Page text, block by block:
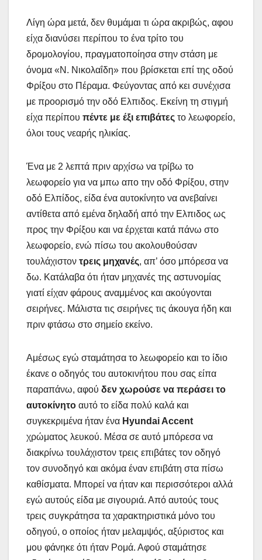
Λίγη ώρα μετά, δεν θυμάμαι τι ώρα ακριβώς, αφου
είχα διανύσει περίπου το ένα τρίτο του
δρομολογίου, πραγματοποίησα στην στάση με
όνομα «Ν. Νικολαΐδη» που βρίσκεται επί της οδού
Φρίξου στο Πέραμα. Φεύγοντας από κει συνέχισα
με προορισμό την οδό Ελπιδος. Εκείνη τη στιγμή
είχα περίπου πέντε με έξι επιβάτες το λεωφορείο,
όλοι τους νεαρής ηλικίας.
Ένα με 2 λεπτά πριν αρχίσω να τρίβω το
λεωφορείο για να μπω απο την οδό Φρίξου, στην
οδό Ελπίδος, είδα ένα αυτοκίνητο να ανεβαίνει
αντίθετα από εμένα δηλαδή από την Ελπιδος ως
προς την Φρίξου και να έρχεται κατά πάνω στο
λεωφορείο, ενώ πίσω του ακολουθούσαν
τουλάχιστον τρεις μηχανές, απ’ όσο μπόρεσα να
δω. Κατάλαβα ότι ήταν μηχανές της αστυνομίας
γιατί είχαν φάρους αναμμένος και ακούγονται
σειρήνες. Μάλιστα τις σειρήνες τις άκουγα ήδη και
πριν φτάσω στο σημείο εκείνο.
Αμέσως εγώ σταμάτησα το λεωφορείο και το ίδιο
έκανε ο οδηγός του αυτοκινήτου που σας είπα
παραπάνω, αφού δεν χωρούσε να περάσει το
αυτοκίνητο αυτό το είδα πολύ καλά και
συγκεκριμένα ήταν ένα Hyundai Accent
χρώματος λευκού. Μέσα σε αυτό μπόρεσα να
διακρίνω τουλάχιστον τρεις επιβάτες τον οδηγό
τον συνοδηγό και ακόμα έναν επιβάτη στα πίσω
καθίσματα. Μπορεί να ήταν και περισσότεροι αλλά
εγώ αυτούς είδα με σιγουριά. Από αυτούς τους
τρεις συγκράτησα τα χαρακτηριστικά μόνο του
οδηγού, ο οποίος ήταν μελαμψός, αξύριστος και
μου φάνηκε ότι ήταν Ρομά. Αφού σταμάτησε